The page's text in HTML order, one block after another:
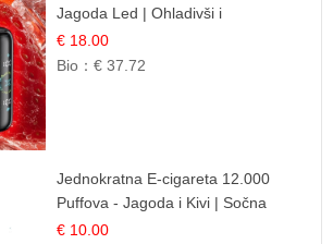
Jagoda Led | Ohladivši i
Osježavajući Okus
€ 18.00
Bio：€ 37.72
Jednokratna E-cigareta 12.000
Puffova - Jagoda i Kivi | Sočna
Voćna Kombinacija
€ 10.00